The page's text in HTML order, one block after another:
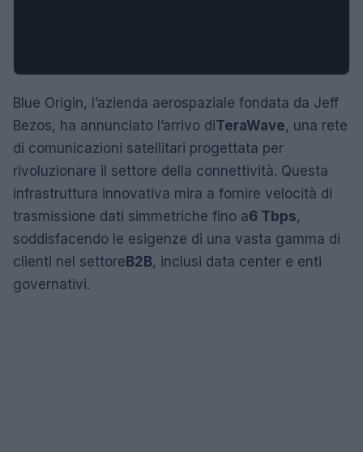
Blue Origin, l’azienda aerospaziale fondata da Jeff
Bezos, ha annunciato l’arrivo diTeraWave, una rete
di comunicazioni satellitari progettata per
rivoluzionare il settore della connettività. Questa
infrastruttura innovativa mira a fornire velocità di
trasmissione dati simmetriche fino a6 Tbps,
soddisfacendo le esigenze di una vasta gamma di
clienti nel settoreB2B, inclusi data center e enti
governativi.